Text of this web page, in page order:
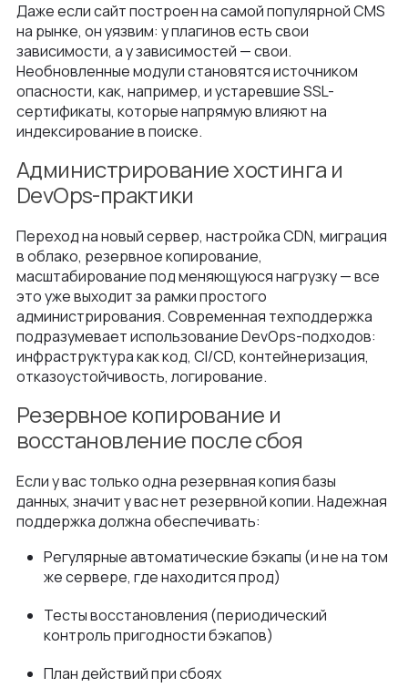
Даже если сайт построен на самой популярной CMS
на рынке, он уязвим: у плагинов есть свои
зависимости, а у зависимостей — свои.
Необновленные модули становятся источником
опасности, как, например, и устаревшие SSL-
сертификаты, которые напрямую влияют на
индексирование в поиске.
Администрирование хостинга и
DevOps-практики
Переход на новый сервер, настройка CDN, миграция
в облако, резервное копирование,
масштабирование под меняющуюся нагрузку — все
это уже выходит за рамки простого
администрирования. Современная техподдержка
подразумевает использование DevOps-подходов:
инфраструктура как код, CI/CD, контейнеризация,
отказоустойчивость, логирование.
Резервное копирование и
восстановление после сбоя
Если у вас только одна резервная копия базы
данных, значит у вас нет резервной копии. Надежная
поддержка должна обеспечивать:
Регулярные автоматические бэкапы (и не на том
же сервере, где находится прод)
Тесты восстановления (периодический
контроль пригодности бэкапов)
План действий при сбоях